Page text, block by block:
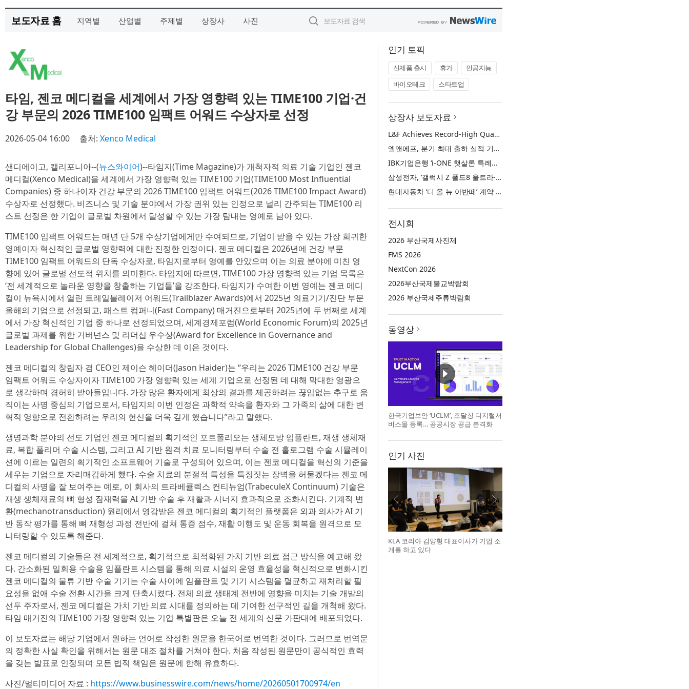
보도자료 홈 지역별 산업별 주제별 상장사 사진
타임, 젠코 메디컬을 세계에서 가장 영향력 있는 TIME100 기업·건
강 부문의 2026 TIME100 임팩트 어워드 수상자로 선정
2026-05-04 16:00 출처: Xenco Medical
샌디에이고, 캘리포니아--(뉴스와이어)--타임지(Time Magazine)가 개척자적 의료 기술 기업인 젠코
메디컬(Xenco Medical)을 세계에서 가장 영향력 있는 TIME100 기업(TIME100 Most Influential
Companies) 중 하나이자 건강 부문의 2026 TIME100 임팩트 어워드(2026 TIME100 Impact Award)
수상자로 선정했다. 비즈니스 및 기술 분야에서 가장 권위 있는 인정으로 널리 간주되는 TIME100 리
스트 선정은 한 기업이 글로벌 차원에서 달성할 수 있는 가장 탐내는 영예로 남아 있다.
TIME100 임팩트 어워드는 매년 단 5개 수상기업에게만 수여되므로, 기업이 받을 수 있는 가장 희귀한
영예이자 혁신적인 글로벌 영향력에 대한 진정한 인정이다. 젠코 메디컬은 2026년에 건강 부문
TIME100 임팩트 어워드의 단독 수상자로, 타임지로부터 영예를 안았으며 이는 의료 분야에 미친 영
향에 있어 글로벌 선도적 위치를 의미한다. 타임지에 따르면, TIME100 가장 영향력 있는 기업 목록은
‘전 세계적으로 놀라운 영향을 창출하는 기업들’을 강조한다. 타임지가 수여한 이번 영예는 젠코 메디
컬이 뉴욕시에서 열린 트레일블레이저 어워드(Trailblazer Awards)에서 2025년 의료기기/진단 부문
올해의 기업으로 선정되고, 패스트 컴퍼니(Fast Company) 매거진으로부터 2025년에 두 번째로 세계
에서 가장 혁신적인 기업 중 하나로 선정되었으며, 세계경제포럼(World Economic Forum)의 2025년
글로벌 과제를 위한 거버넌스 및 리더십 우수상(Award for Excellence in Governance and
Leadership for Global Challenges)을 수상한 데 이은 것이다.
젠코 메디컬의 창립자 겸 CEO인 제이슨 헤이더(Jason Haider)는 “우리는 2026 TIME100 건강 부문
임팩트 어워드 수상자이자 TIME100 가장 영향력 있는 세계 기업으로 선정된 데 대해 막대한 영광으
로 생각하며 겸허히 받아들입니다. 가장 많은 환자에게 최상의 결과를 제공하려는 끊임없는 추구로 움
직이는 사명 중심의 기업으로서, 타임지의 이번 인정은 과학적 약속을 환자와 그 가족의 삶에 대한 변
혁적 영향으로 전환하려는 우리의 헌신을 더욱 깊게 했습니다”라고 말했다.
생명과학 분야의 선도 기업인 젠코 메디컬의 획기적인 포트폴리오는 생체모방 임플란트, 재생 생체재
료, 복합 폴리머 수술 시스템, 그리고 AI 기반 원격 치료 모니터링부터 수술 전 홀로그램 수술 시뮬레이
션에 이르는 일련의 획기적인 소프트웨어 기술로 구성되어 있으며, 이는 젠코 메디컬을 혁신의 기준을
세우는 기업으로 자리매김하게 했다. 수술 치료의 분절적 특성을 특징짓는 장벽을 허물겠다는 젠코 메
디컬의 사명을 잘 보여주는 예로, 이 회사의 트라베큘렉스 컨티뉴엄(TrabeculeX Continuum) 기술은
재생 생체재료의 뼈 형성 잠재력을 AI 기반 수술 후 재활과 시너지 효과적으로 조화시킨다. 기계적 변
환(mechanotransduction) 원리에서 영감받은 젠코 메디컬의 획기적인 플랫폼은 외과 의사가 AI 기
반 동작 평가를 통해 뼈 재형성 과정 전반에 걸쳐 통증 점수, 재활 이행도 및 운동 회복을 원격으로 모
니터링할 수 있도록 해준다.
젠코 메디컬의 기술들은 전 세계적으로, 획기적으로 최적화된 가치 기반 의료 접근 방식을 예고해 왔
다. 간소화된 일회용 수술용 임플란트 시스템을 통해 의료 시설의 운영 효율성을 혁신적으로 변화시킨
젠코 메디컬의 물류 기반 수술 기기는 수술 사이에 임플란트 및 기기 시스템을 멸균하고 재처리할 필
요성을 없애 수술 전환 시간을 크게 단축시켰다. 전체 의료 생태계 전반에 영향을 미치는 기술 개발의
선두 주자로서, 젠코 메디컬은 가치 기반 의료 시대를 정의하는 데 기여한 선구적인 길을 개척해 왔다.
타임 매거진의 TIME100 가장 영향력 있는 기업 특별판은 오늘 전 세계의 신문 가판대에 배포되었다.
이 보도자료는 해당 기업에서 원하는 언어로 작성한 원문을 한국어로 번역한 것이다. 그러므로 번역문
의 정확한 사실 확인을 위해서는 원문 대조 절차를 거쳐야 한다. 처음 작성된 원문만이 공식적인 효력
을 갖는 발표로 인정되며 모든 법적 책임은 원문에 한해 유효하다.
사진/멀티미디어 자료 : https://www.businesswire.com/news/home/20260501700974/en
인기 토픽
신제품 출시 휴가
인공지능
바이오테크
스타트업
상장사 보도자료
L&F Achieves Record-High Quarterly Shipments, Begins LFP Supply for North American ESS in Q3 Advancing its Two-Track NCM and LFP Growth Strategy
엘앤에프, 분기 최대 출하 실적 기록… 3분기 북미 ESS향 LFP 공급 착수 NCM+LFP ‘2-Track’ 성장 전략 실현
IBK기업은행 ‘i-ONE 햇살론 특례보증’ 출시
삼성전자, ‘갤럭시 Z 폴드8 울트라·폴드8·플립8’과 ‘갤럭시 워치 울트라2·워치9’ 국내 공식 출시
현대자동차 ‘디 올 뉴 아반떼’ 계약 첫날 1만 대 돌파
전시회
2026 부산국제사진제
FMS 2026
NextCon 2026
2026부산국제불교박람회
2026 부산국제주류박람회
동영상
한국기업보안 ‘UCLM’, 조달청 디지털서
비스몰 등록… 공공시장 공급 본격화
인기 사진
KLA 코리아 김양형 대표이사가 기업 소
개를 하고 있다